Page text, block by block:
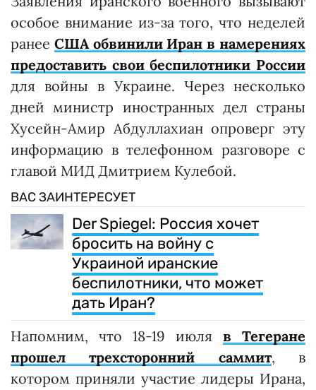
особое внимание из-за того, что неделей
ранее США обвинили Иран в намерениях
предоставить свои беспилотники России
для войны в Украине. Через несколько
дней министр иностранных дел страны
Хусейн-Амир Абдуллахиан опроверг эту
информацию в телефонном разговоре с
главой МИД Дмитрием Кулебой.
ВАС ЗАИНТЕРЕСУЕТ
Der Spiegel: Россия хочет
бросить на войну с
Украиной иранские
беспилотники, что может
дать Иран?
Напомним, что 18-19 июля в Тегеране
прошел трехсторонний саммит, в
котором приняли участие лидеры Ирана,